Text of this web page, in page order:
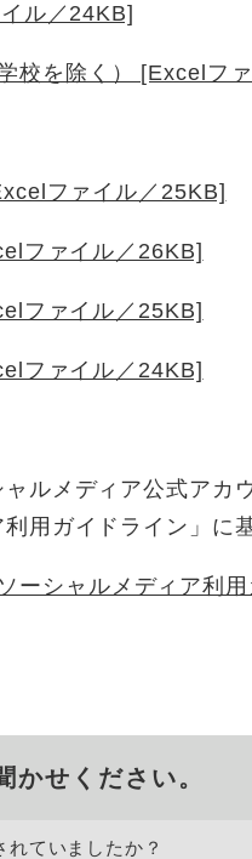
ル／24KB]
校を除く） [Excelフ
ファイル／25KB]
ファイル／26KB]
ファイル／25KB]
ファイル／24KB]
ルメディア公式アカ
用ガイドライン」に
ーシャルメディア利
かせください。
ていましたか？